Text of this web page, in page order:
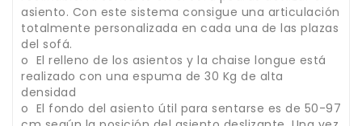
asiento. Con este sistema consigue una articulación
totalmente personalizada en cada una de las plazas
del sofá.
o El relleno de los asientos y la chaise longue está
realizado con una espuma de 30 Kg de alta
densidad
o El fondo del asiento útil para sentarse es de 50-97